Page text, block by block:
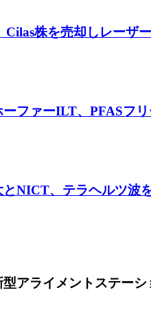
株を売却しレーザ
ーファーILT、PFASフ
NICT、テラヘルツ波
型アライメントステー